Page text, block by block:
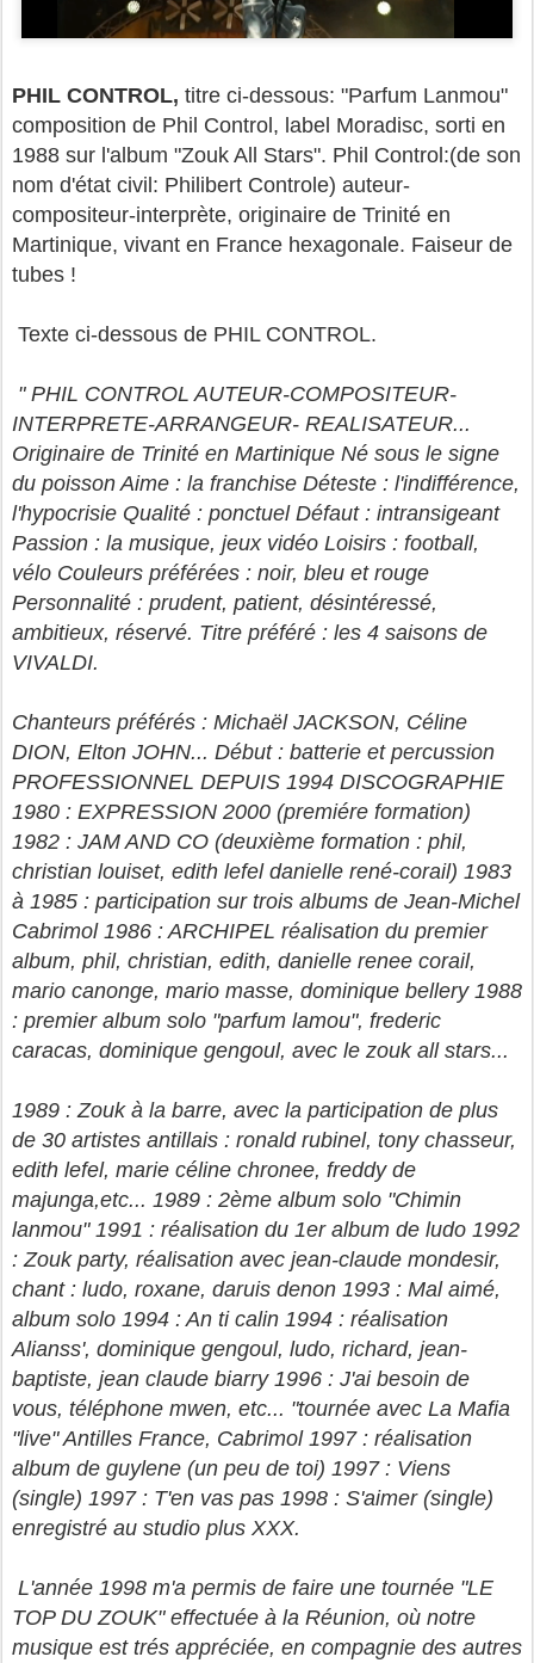
PHIL CONTROL, titre ci-dessous: "Parfum Lanmou"
composition de Phil Control, label Moradisc, sorti en
1988 sur l'album "Zouk All Stars". Phil Control:(de son
nom d'état civil: Philibert Controle) auteur-
compositeur-interprète, originaire de Trinité en
Martinique, vivant en France hexagonale. Faiseur de
tubes !
Texte ci-dessous de PHIL CONTROL.
" PHIL CONTROL AUTEUR-COMPOSITEUR-
INTERPRETE-ARRANGEUR- REALISATEUR...
Originaire de Trinité en Martinique Né sous le signe
du poisson Aime : la franchise Déteste : l'indifférence,
l'hypocrisie Qualité : ponctuel Défaut : intransigeant
Passion : la musique, jeux vidéo Loisirs : football,
vélo Couleurs préférées : noir, bleu et rouge
Personnalité : prudent, patient, désintéressé,
ambitieux, réservé. Titre préféré : les 4 saisons de
VIVALDI.
Chanteurs préférés : Michaël JACKSON, Céline
DION, Elton JOHN... Début : batterie et percussion
PROFESSIONNEL DEPUIS 1994 DISCOGRAPHIE
1980 : EXPRESSION 2000 (premiére formation)
1982 : JAM AND CO (deuxième formation : phil,
christian louiset, edith lefel danielle rené-corail) 1983
à 1985 : participation sur trois albums de Jean-Michel
Cabrimol 1986 : ARCHIPEL réalisation du premier
album, phil, christian, edith, danielle renee corail,
mario canonge, mario masse, dominique bellery 1988
: premier album solo "parfum lamou", frederic
caracas, dominique gengoul, avec le zouk all stars...
1989 : Zouk à la barre, avec la participation de plus
de 30 artistes antillais : ronald rubinel, tony chasseur,
edith lefel, marie céline chronee, freddy de
majunga,etc... 1989 : 2ème album solo "Chimin
lanmou" 1991 : réalisation du 1er album de ludo 1992
: Zouk party, réalisation avec jean-claude mondesir,
chant : ludo, roxane, daruis denon 1993 : Mal aimé,
album solo 1994 : An ti calin 1994 : réalisation
Alianss', dominique gengoul, ludo, richard, jean-
baptiste, jean claude biarry 1996 : J'ai besoin de
vous, téléphone mwen, etc... "tournée avec La Mafia
"live" Antilles France, Cabrimol 1997 : réalisation
album de guylene (un peu de toi) 1997 : Viens
(single) 1997 : T'en vas pas 1998 : S'aimer (single)
enregistré au studio plus XXX.
L'année 1998 m'a permis de faire une tournée "LE
TOP DU ZOUK" effectuée à la Réunion, où notre
musique est trés appréciée, en compagnie des autres